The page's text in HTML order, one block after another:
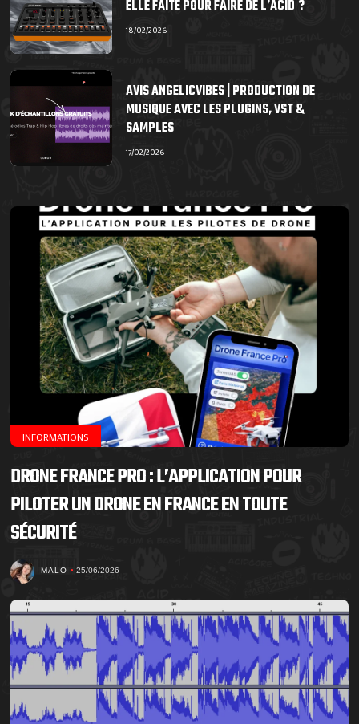
ELLE FAITE POUR FAIRE DE L’ACID ?
18/02/2026
AVIS ANGELICVIBES | PRODUCTION DE
MUSIQUE AVEC LES PLUGINS, VST &
SAMPLES
17/02/2026
INFORMATIONS
DRONE FRANCE PRO : L’APPLICATION POUR
PILOTER UN DRONE EN FRANCE EN TOUTE
SÉCURITÉ
MALO 25/06/2026